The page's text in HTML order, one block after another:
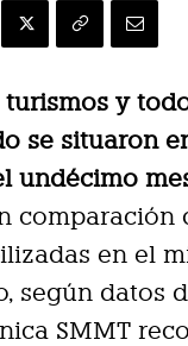
turismos y
se situaron
undécimo
comparación
en el
según datos
SMMT